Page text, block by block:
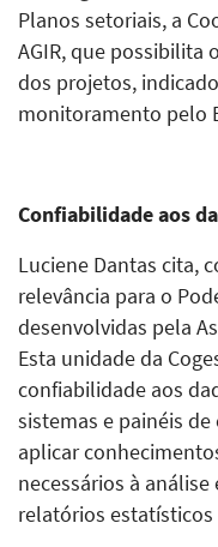
Planos setoriais, a
AGIR, que possibilita
dos projetos,
monitoramento pelo
Confiabilidade aos
Luciene Dantas cita,
relevância para o
desenvolvidas pela
Esta unidade da
confiabilidade aos
sistemas e painéis
aplicar
necessários à
relatórios